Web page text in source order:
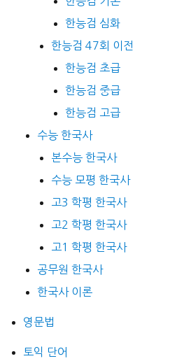
한능검 심화
한능검 47회 이전
한능검 초급
한능검 중급
한능검 고급
수능 한국사
본수능 한국사
수능 모평 한국사
고3 학평 한국사
고2 학평 한국사
고1 학평 한국사
공무원 한국사
한국사 이론
영문법
토익 단어